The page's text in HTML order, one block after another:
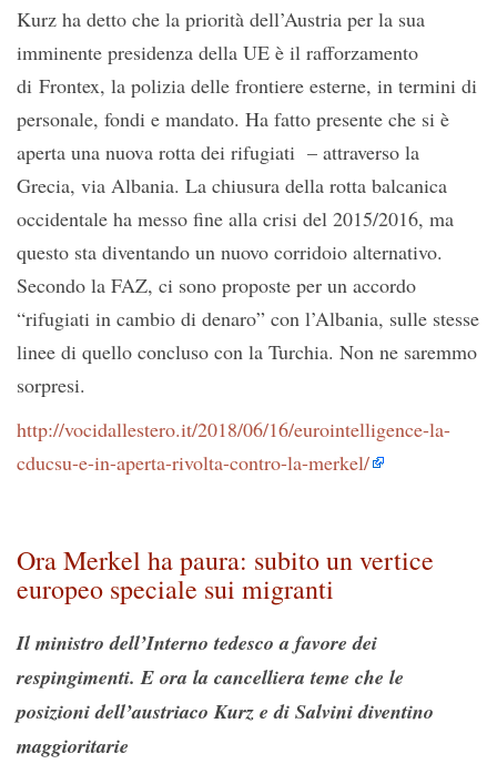
Kurz ha detto che la priorità dell’Austria per la sua
imminente presidenza della UE è il rafforzamento
di Frontex, la polizia delle frontiere esterne, in termini di
personale, fondi e mandato. Ha fatto presente che si è
aperta una nuova rotta dei rifugiati – attraverso la
Grecia, via Albania. La chiusura della rotta balcanica
occidentale ha messo fine alla crisi del 2015/2016, ma
questo sta diventando un nuovo corridoio alternativo.
Secondo la FAZ, ci sono proposte per un accordo
“rifugiati in cambio di denaro” con l’Albania, sulle stesse
linee di quello concluso con la Turchia. Non ne saremmo
sorpresi.
http://vocidallestero.it/2018/06/16/eurointelligence-la-
cducsu-e-in-aperta-rivolta-contro-la-merkel/
Ora Merkel ha paura: subito un vertice
europeo speciale sui migranti
Il ministro dell’Interno tedesco a favore dei
respingimenti. E ora la cancelliera teme che le
posizioni dell’austriaco Kurz e di Salvini diventino
maggioritarie